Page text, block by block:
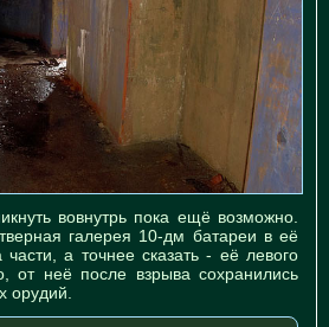
вовнутрь пока ещё возможно.
галерея 10-дм батареи в её
а точнее сказать - её левого
от неё после взрыва сохранились
орудий.